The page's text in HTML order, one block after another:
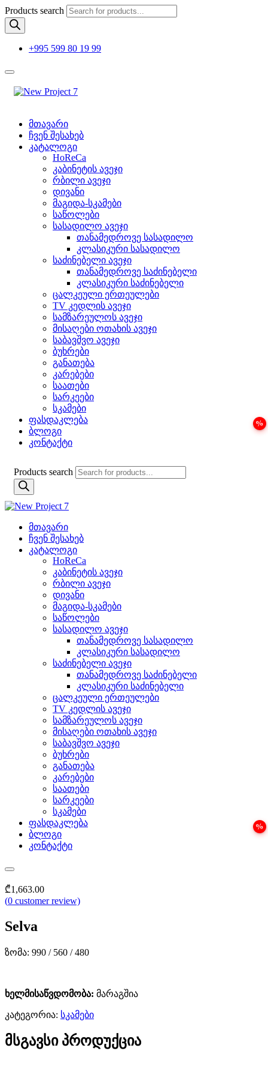
Products search
+995 599 80 19 99
მთავარი
ჩვენ შესახებ
კატალოგი
HoReCa
კაბინეტის ავეჯი
რბილი ავეჯი
დივანი
მაგიდა-სკამები
საწოლები
სასადილო ავეჯი
თანამედროვე სასადილო
კლასიკური სასადილო
საძინებელი ავეჯი
თანამედროვე საძინებელი
კლასიკური საძინებელი
ცალკეული ერთეულები
TV კედლის ავეჯი
სამზარეულოს ავეჯი
მისაღები ოთახის ავეჯი
საბავშვო ავეჯი
ბუხრები
განათება
კარებები
საათები
სარკეები
სკამები
ფასდაკლება
ბლოგი
კონტაქტი
Products search
მთავარი
ჩვენ შესახებ
კატალოგი
HoReCa
კაბინეტის ავეჯი
რბილი ავეჯი
დივანი
მაგიდა-სკამები
საწოლები
სასადილო ავეჯი
თანამედროვე სასადილო
კლასიკური სასადილო
საძინებელი ავეჯი
თანამედროვე საძინებელი
კლასიკური საძინებელი
ცალკეული ერთეულები
TV კედლის ავეჯი
სამზარეულოს ავეჯი
მისაღები ოთახის ავეჯი
საბავშვო ავეჯი
ბუხრები
განათება
კარებები
საათები
სარკეები
სკამები
ფასდაკლება
ბლოგი
კონტაქტი
₾1,663.00
(0 customer review)
Selva
ზომა: 990 / 560 / 480
ხელმისაწვდომობა: მარაგშია
კატეგორია: სკამები
მსგავსი პროდუქცია